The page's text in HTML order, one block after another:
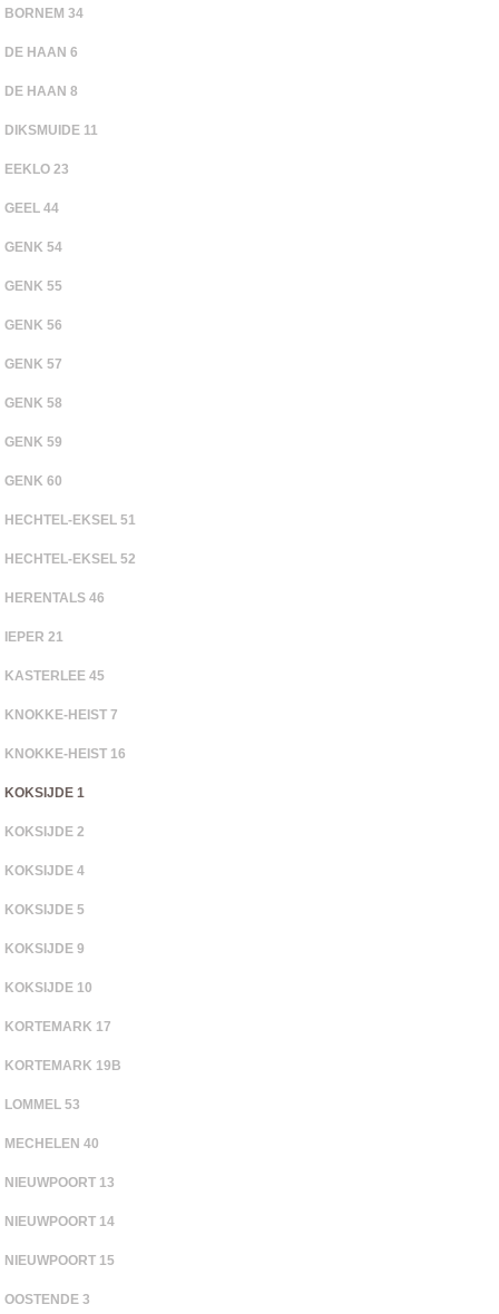
BORNEM 34
DE HAAN 6
DE HAAN 8
DIKSMUIDE 11
EEKLO 23
GEEL 44
GENK 54
GENK 55
GENK 56
GENK 57
GENK 58
GENK 59
GENK 60
HECHTEL-EKSEL 51
HECHTEL-EKSEL 52
HERENTALS 46
IEPER 21
KASTERLEE 45
KNOKKE-HEIST 7
KNOKKE-HEIST 16
KOKSIJDE 1
KOKSIJDE 2
KOKSIJDE 4
KOKSIJDE 5
KOKSIJDE 9
KOKSIJDE 10
KORTEMARK 17
KORTEMARK 19B
LOMMEL 53
MECHELEN 40
NIEUWPOORT 13
NIEUWPOORT 14
NIEUWPOORT 15
OOSTENDE 3